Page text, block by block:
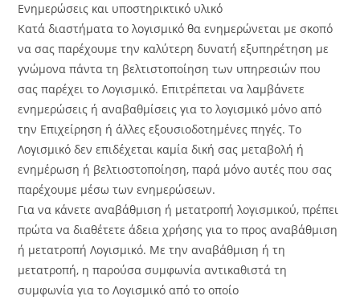
Ενημερώσεις και υποστηρικτικό υλικό
Κατά διαστήματα το λογισμικό θα ενημερώνεται με σκοπό
να σας παρέχουμε την καλύτερη δυνατή εξυπηρέτηση με
γνώμονα πάντα τη βελτιστοποίηση των υπηρεσιών που
σας παρέχει το Λογισμικό. Επιτρέπεται να λαμβάνετε
ενημερώσεις ή αναβαθμίσεις για το λογισμικό μόνο από
την Επιχείρηση ή άλλες εξουσιοδοτημένες πηγές. Το
Λογισμικό δεν επιδέχεται καμία δική σας μεταβολή ή
ενημέρωση ή βελτιοστοποίηση, παρά μόνο αυτές που σας
παρέχουμε μέσω των ενημερώσεων.
Για να κάνετε αναβάθμιση ή μετατροπή λογισμικού, πρέπει
πρώτα να διαθέτετε άδεια χρήσης για το προς αναβάθμιση
ή μετατροπή Λογισμικό. Με την αναβάθμιση ή τη
μετατροπή, η παρούσα συμφωνία αντικαθιστά τη
συμφωνία για το Λογισμικό από το οποίο